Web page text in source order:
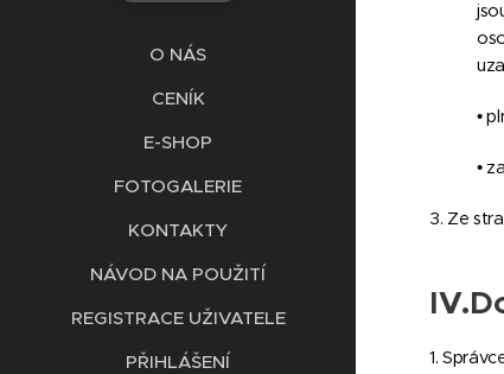
O NÁS
CENÍK
E-SHOP
FOTOGALERIE
KONTAKTY
NÁVOD NA POUŽITÍ
REGISTRACE UŽIVATELE
PŘIHLÁŠENÍ
•
•
3. Ze
IV.
1.